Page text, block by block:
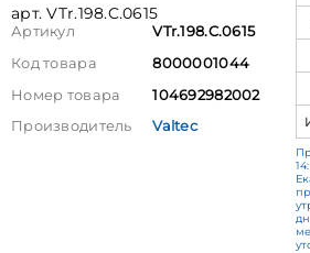
арт. VTr.198.C.0615
Артикул
VTr.198.C.0615
Код товара
8000001044
Номер товара
104692982002
Производитель
Valtec